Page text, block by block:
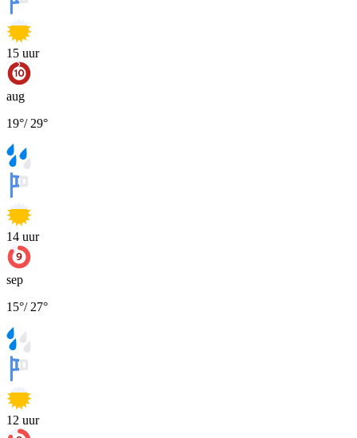
15 uur
aug
19°/ 29°
14 uur
sep
15°/ 27°
12 uur